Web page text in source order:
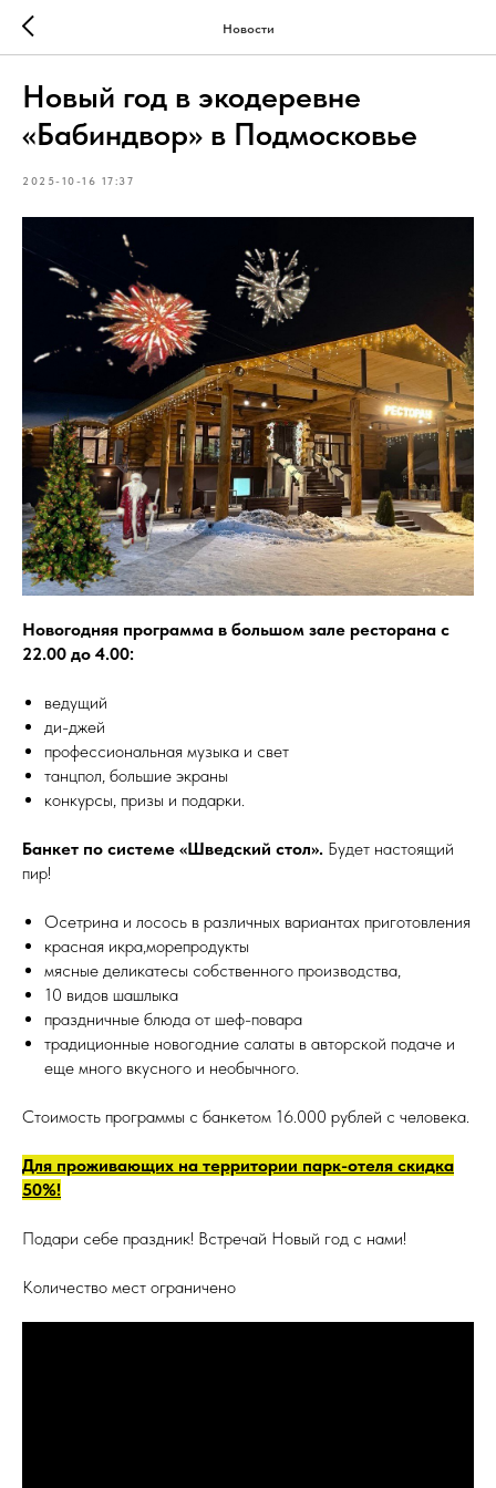
Новости
Новый год в экодеревне
«Бабиндвор» в Подмосковье
2025-10-16 17:37
Новогодняя программа в большом зале ресторана с
22.00 до 4.00:
ведущий
ди-джей
профессиональная музыка и свет
танцпол, большие экраны
конкурсы, призы и подарки.
Банкет по системе «Шведский стол». Будет настоящий
пир!
Осетрина и лосось в различных вариантах приготовления
красная икра,морепродукты
мясные деликатесы собственного производства,
10 видов шашлыка
праздничные блюда от шеф-повара
традиционные новогодние салаты в авторской подаче и
еще много вкусного и необычного.
Стоимость программы с банкетом 16.000 рублей с человека.
Для проживающих на территории парк-отеля скидка
50%!
Подари себе праздник! Встречай Новый год с нами!
Количество мест ограничено